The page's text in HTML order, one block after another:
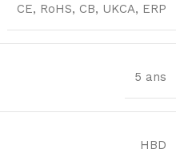
CE, RoHS, CB, UKCA, ERP
5 ans
HBD